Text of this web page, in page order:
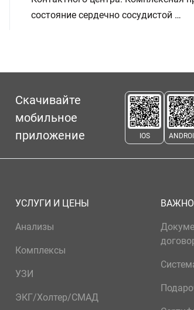
состояние сердечно сосудистой …
Скачивайте
мобильное
приложение
IOS
УСЛУГИ И ЦЕНЫ
Анализы
Комплексы
УЗИ
ЭКГ/Холтер/СМАД